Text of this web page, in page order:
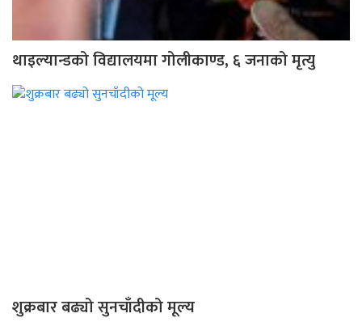
थाइल्यान्डको विद्यालयमा गोलीकाण्ड, ६ जनाको मृत्यु
शुक्रबार बढ्यो सुनचाँदीको मूल्य